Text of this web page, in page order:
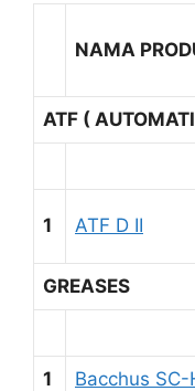
NAMA
ATF (
1 ATF D II
GREASES
1 Bacchus SC-